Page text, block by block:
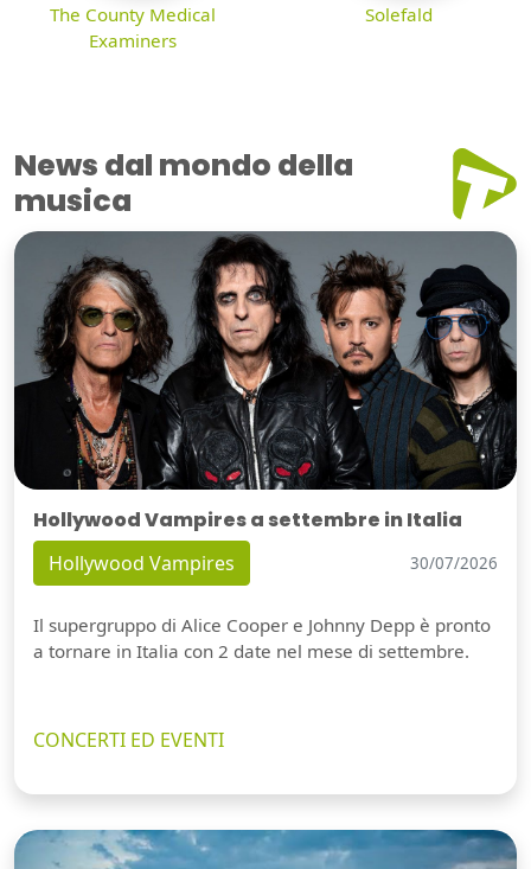
The County Medical
Examiners
Solefald
News dal mondo della
musica
Hollywood Vampires a settembre in Italia
Hollywood Vampires 30/07/2026
Il supergruppo di Alice Cooper e Johnny Depp è pronto
a tornare in Italia con 2 date nel mese di settembre.
CONCERTI ED EVENTI